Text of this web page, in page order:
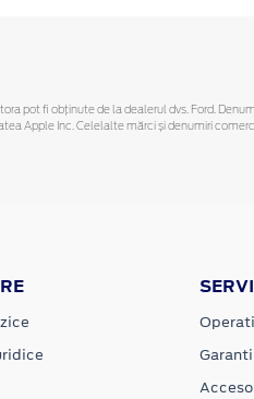
pot fi obținute de la dealerul dvs. Ford.
Apple Inc. Celelalte mărci și denumiri